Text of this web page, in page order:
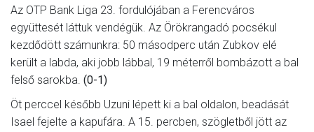
Az OTP Bank Liga 23. fordulójában a Ferencváros
együttesét láttuk vendégük. Az Örökrangadó pocsékul
kezdődött számunkra: 50 másodperc után Zubkov elé
került a labda, aki jobb lábbal, 19 méterről bombázott a bal
felső sarokba. (0-1)
Öt perccel később Uzuni lépett ki a bal oldalon, beadását
Isael fejelte a kapufára. A 15. percben, szögletből jött az